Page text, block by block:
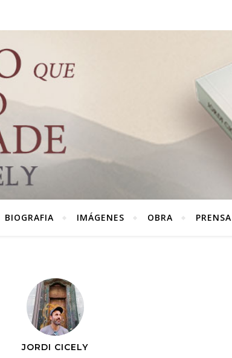
BIOGRAFIA IMÁGENES OBRA PRENSA
JORDI CICELY